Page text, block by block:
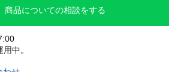
商品についての相談をする
中。